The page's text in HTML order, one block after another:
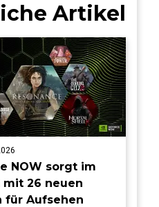
Artikel
NOW sorgt im
mit 26 neuen
für Aufsehen